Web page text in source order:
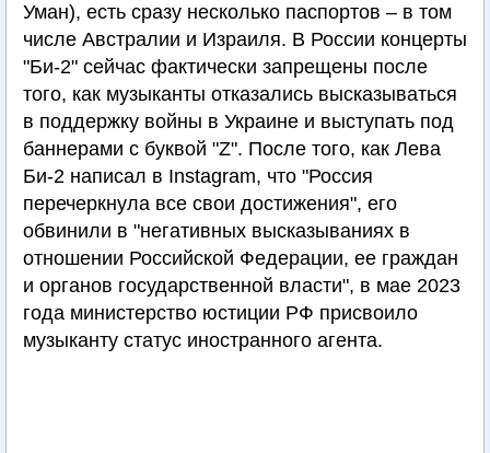
Уман), есть сразу несколько паспортов – в том
числе Австралии и Израиля. В России концерты
"Би-2" сейчас фактически запрещены после
того, как музыканты отказались высказываться
в поддержку войны в Украине и выступать под
баннерами с буквой "Z". После того, как Лева
Би-2 написал в Instagram, что "Россия
перечеркнула все свои достижения", его
обвинили в "негативных высказываниях в
отношении Российской Федерации, ее граждан
и органов государственной власти", в мае 2023
года министерство юстиции РФ присвоило
музыканту статус иностранного агента.